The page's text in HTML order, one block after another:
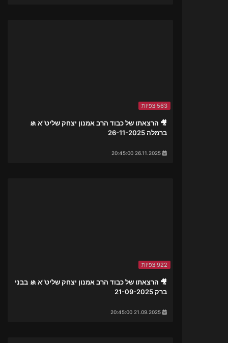
563 צפיות
🎥 הרצאתו של כבוד הרב אמנון יצחק שליט"א 🚸
ברמלה 26-11-2025
922 צפיות
🎥 הרצאתו של כבוד הרב אמנון יצחק שליט"א 🚸 בבני
ברק 21-09-2025